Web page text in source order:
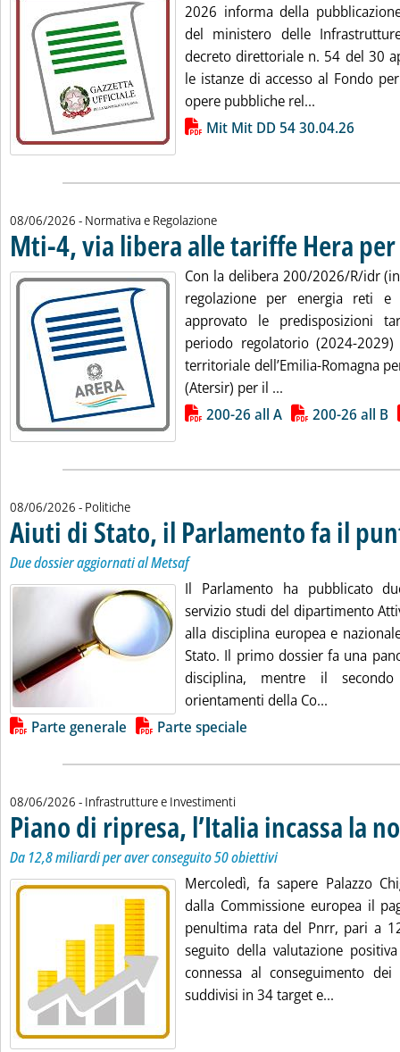
2026 informa della
del ministero delle
decreto direttoriale n. 54 del 30
le istanze di accesso al Fondo
opere pubbliche rel...
Lista allegati PDF alla notiziaMit Mit DD 54 30.04.26
08/06/2026 - Normativa e Regolazione
Mti-4, via libera alle tariffe Hera per
Con la delibera 200/2026/R/idr
regolazione per energia reti e
approvato le predisposizioni
periodo regolatorio (2024-2029)
territoriale dell’Emilia-Romagna
(Atersir) per il ...
Lista allegati PDF alla notizia
200-26 all A 200-26 all B
08/06/2026 - Politiche
Aiuti di Stato, il Parlamento fa il
Due dossier aggiornati al Metsaf
Il Parlamento ha pubblicato
servizio studi del dipartimento
alla disciplina europea e
Stato. Il primo dossier fa una
disciplina, mentre il
orientamenti della Co...
Lista allegati PDF alla notizia
Parte generale Parte speciale
08/06/2026 - Infrastrutture e Investimenti
Piano di ripresa, l’Italia incassa la
Da 12,8 miliardi per aver conseguito 50 obiettivi
Mercoledì, fa sapere Palazzo
dalla Commissione europea il
penultima rata del Pnrr, pari a
seguito della valutazione
connessa al conseguimento
suddivisi in 34 target e...